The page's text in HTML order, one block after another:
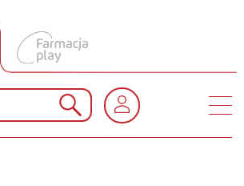
Produkty Polpharmy
KONKURSY